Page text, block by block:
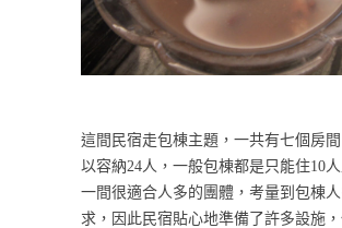
這間民宿走包棟主題，一共有七個房間
以容納24人，一般包棟都是只能住10
一間很適合人多的團體，考量到包棟
求，因此民宿貼心地準備了許多設施